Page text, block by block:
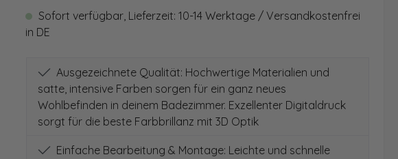
Sofort verfügbar, Lieferzeit: 10-14 Werktage / Versandkostenfrei
in DE
Ausgezeichnete Qualität: Hochwertige Materialien und
satte, intensive Farben sorgen für ein ganz neues
Wohlbefinden in deinem Badezimmer. Exzellenter Digitaldruck
sorgt für die beste Farbbrillanz mit 3D Optik
Einfache Bearbeitung & Montage: Leichte und schnelle